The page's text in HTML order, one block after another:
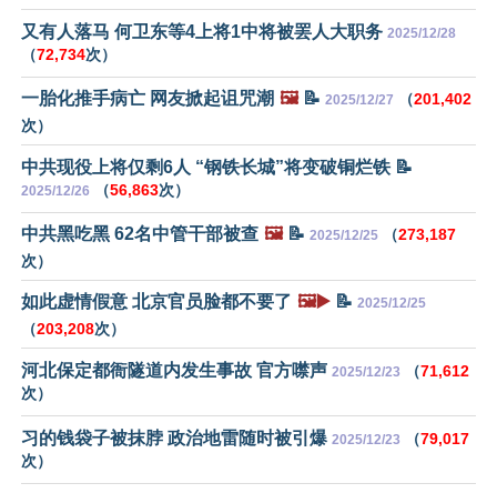
又有人落马 何卫东等4上将1中将被罢人大职务 2025/12/28
（72,734次）
一胎化推手病亡 网友掀起诅咒潮 🖼️📝 2025/12/27 （201,402
次）
中共现役上将仅剩6人 “钢铁长城”将变破铜烂铁 📝
2025/12/26 （56,863次）
中共黑吃黑 62名中管干部被查 🖼️📝 2025/12/25 （273,187
次）
如此虚情假意 北京官员脸都不要了 🖼️▶️ 📝 2025/12/25
（203,208次）
河北保定都衙隧道内发生事故 官方噤声 2025/12/23 （71,612
次）
习的钱袋子被抹脖 政治地雷随时被引爆 2025/12/23 （79,017
次）